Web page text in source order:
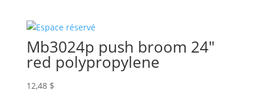
Mb3024p push broom 24″
red polypropylene
12,48 $